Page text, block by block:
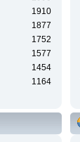
1910
1877
1752
1577
1454
1164